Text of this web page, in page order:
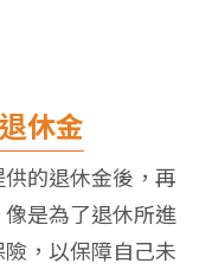
休金
的退休金後，再
是為了退休所進
，以保障自己未